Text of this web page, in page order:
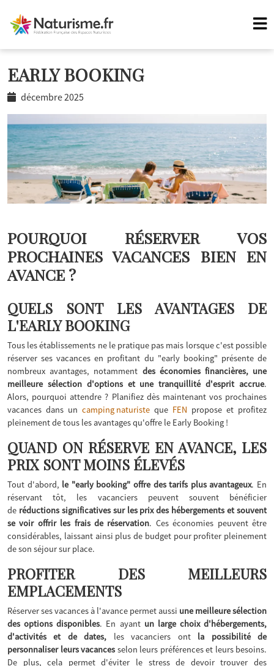
EARLY BOOKING
décembre 2025
POURQUOI RÉSERVER VOS
PROCHAINES VACANCES BIEN EN
AVANCE ?
QUELS SONT LES AVANTAGES DE
L'EARLY BOOKING
Tous les établissements ne le pratique pas mais lorsque c'est possible
réserver ses vacances en profitant du "early booking" présente de
nombreux avantages, notamment des économies financières, une
meilleure sélection d'options et une tranquillité d'esprit accrue.
Alors, pourquoi attendre ? Planifiez dès maintenant vos prochaines
vacances dans un camping naturiste que FEN propose et profitez
pleinement de tous les avantages qu'offre le Early Booking !
QUAND ON RÉSERVE EN AVANCE, LES
PRIX SONT MOINS ÉLEVÉS
Tout d'abord, le "early booking" offre des tarifs plus avantageux. En
réservant tôt, les vacanciers peuvent souvent bénéficier
de réductions significatives sur les prix des hébergements et souvent
se voir offrir les frais de réservation. Ces économies peuvent être
considérables, laissant ainsi plus de budget pour profiter pleinement
de son séjour sur place.
PROFITER DES MEILLEURS
EMPLACEMENTS
Réserver ses vacances à l'avance permet aussi une meilleure sélection
des options disponibles. En ayant un large choix d'hébergements,
d'activités et de dates, les vacanciers ont la possibilité de
personnaliser leurs vacances selon leurs préférences et leurs besoins.
De plus, cela permet d'éviter le stress de devoir trouver des